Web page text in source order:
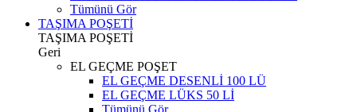
Tümünü Gör
TAŞIMA POŞETİ
TAŞIMA POŞETİ
Geri
EL GEÇME POŞET
EL GEÇME DESENLİ 100 LÜ
EL GEÇME LÜKS 50 Lİ
Tümünü Gör